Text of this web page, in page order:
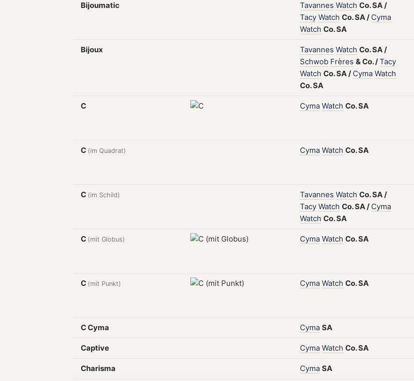
Bijoumatic Tavannes Watch Co.SA/
Tacy Watch Co.SA/ Cyma
Watch Co.SA
Bijoux Tavannes Watch Co.SA/
Schwob Frères &Co./Tacy
Watch Co.SA/ Cyma Watch
Co.SA
C Cyma Watch Co.SA
C (im Quadrat) Cyma Watch Co.SA
C (im Schild) Tavannes Watch Co.SA/
Tacy Watch Co.SA/ Cyma
Watch Co.SA
C (mit Globus) Cyma Watch Co.SA
C (mit Punkt) Cyma Watch Co.SA
C Cyma Cyma SA
Captive Cyma Watch Co.SA
Charisma Cyma SA